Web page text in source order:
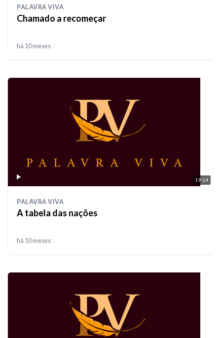
PALAVRA VIVA
Chamado a recomeçar
há 10 meses
19:14
PALAVRA VIVA
A tabela das nações
há 10 meses